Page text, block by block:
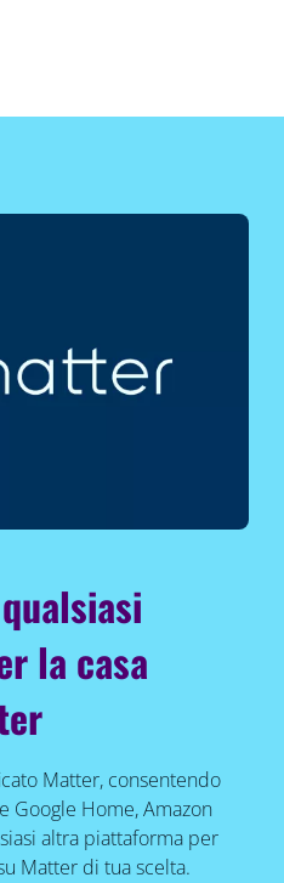
la casa
Matter, consentendo
Google Home, Amazon
altra piattaforma per
Matter di tua scelta.